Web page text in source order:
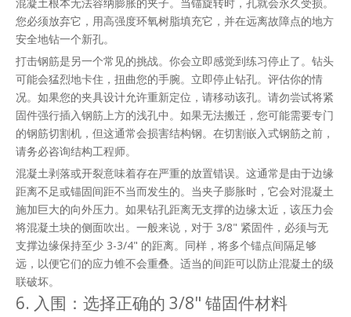
您必须放弃它，用高强度环氧树脂填充它，并在远离故障点的地方
安全地钻一个新孔。
打击钢筋是另一个常见的挑战。你会立即感觉到练习停止了。钻头
可能会猛烈地卡住，扭曲您的手腕。立即停止钻孔。评估你的情
况。如果您的夹具设计允许重新定位，请移动该孔。请勿尝试将紧
固件强行插入钢筋上方的浅孔中。如果无法搬迁，您可能需要专门
的钢筋切割机，但这通常会损害结构钢。在切割嵌入式钢筋之前，
请务必咨询结构工程师。
混凝土剥落或开裂意味着存在严重的放置错误。这通常是由于边缘
距离不足或锚固间距不当而发生的。当夹子膨胀时，它会对混凝土
施加巨大的向外压力。如果钻孔距离无支撑的边缘太近，该压力会
将混凝土块的侧面吹出。一般来说，对于 3/8" 紧固件，必须与无
支撑边缘保持至少 3-3/4" 的距离。同样，将多个锚点间隔足够
远，以便它们的应力锥不会重叠。适当的间距可以防止混凝土的级
联破坏。
6. 入围：选择正确的 3/8" 锚固件材料